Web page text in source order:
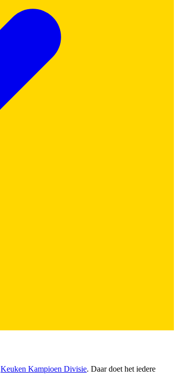
Keuken Kampioen Divisie. Daar doet het iedere